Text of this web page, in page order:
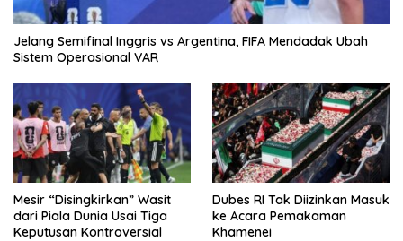
Jelang Semifinal Inggris vs Argentina, FIFA Mendadak Ubah
Sistem Operasional VAR
Mesir “Disingkirkan” Wasit
dari Piala Dunia Usai Tiga
Keputusan Kontroversial
Dubes RI Tak Diizinkan Masuk
ke Acara Pemakaman
Khamenei